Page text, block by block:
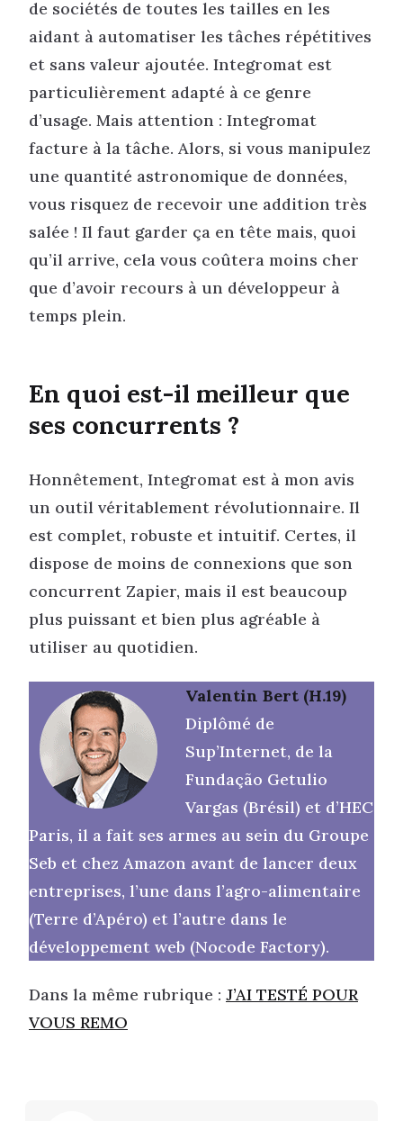
de sociétés de toutes les tailles en les
aidant à automatiser les tâches répétitives
et sans valeur ajoutée. Integromat est
particulièrement adapté à ce genre
d’usage. Mais attention : Integromat
facture à la tâche. Alors, si vous manipulez
une quantité astronomique de données,
vous risquez de recevoir une addition très
salée ! Il faut garder ça en tête mais, quoi
qu’il arrive, cela vous coûtera moins cher
que d’avoir recours à un développeur à
temps plein.
En quoi est-il meilleur que
ses concurrents ?
Honnêtement, Integromat est à mon avis
un outil véritablement révolutionnaire. Il
est complet, robuste et intuitif. Certes, il
dispose de moins de connexions que son
concurrent Zapier, mais il est beaucoup
plus puissant et bien plus agréable à
utiliser au quotidien.
Valentin Bert (H.19)
Diplômé de
Sup’Internet, de la
Fundação Getulio
Vargas (Brésil) et d’HEC
Paris, il a fait ses armes au sein du Groupe
Seb et chez Amazon avant de lancer deux
entreprises, l’une dans l’agro-alimentaire
(Terre d’Apéro) et l’autre dans le
développement web (Nocode Factory).
Dans la même rubrique : J’AI TESTÉ POUR
VOUS REMO